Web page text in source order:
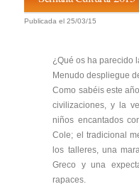
Publicada el 25/03/15
¿Qué os ha parecido
Menudo despliegue
Como sabéis este
civilizaciones, y la
niños encantados
Cole; el tradicional
los talleres, una
Greco y una
rapaces.